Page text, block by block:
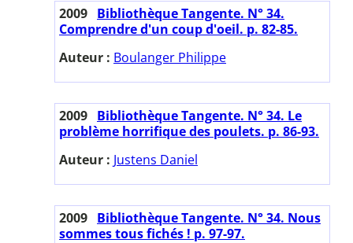
2009 Bibliothèque Tangente. N° 34.
Comprendre d'un coup d'oeil. p. 82-85.
Auteur : Boulanger Philippe
2009 Bibliothèque Tangente. N° 34. Le
problème horrifique des poulets. p. 86-93.
Auteur : Justens Daniel
2009 Bibliothèque Tangente. N° 34. Nous
sommes tous fichés ! p. 97-97.